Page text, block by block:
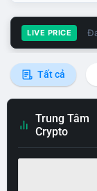
LIVE PRICE
Tất cả
Trung Tâm
Crypto